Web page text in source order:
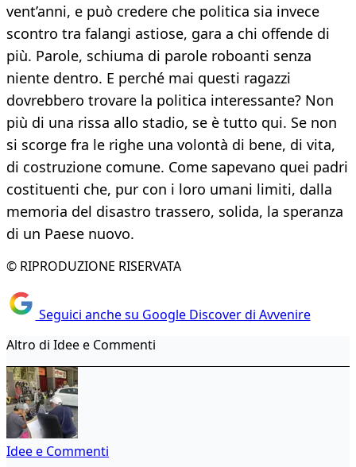
vent’anni, e può credere che politica sia invece
scontro tra falangi astiose, gara a chi offende di
più. Parole, schiuma di parole roboanti senza
niente dentro. E perché mai questi ragazzi
dovrebbero trovare la politica interessante? Non
più di una rissa allo stadio, se è tutto qui. Se non
si scorge fra le righe una volontà di bene, di vita,
di costruzione comune. Come sapevano quei padri
costituenti che, pur con i loro umani limiti, dalla
memoria del disastro trassero, solida, la speranza
di un Paese nuovo.
© RIPRODUZIONE RISERVATA
Seguici anche su Google Discover di Avvenire
Altro di Idee e Commenti
Idee e Commenti